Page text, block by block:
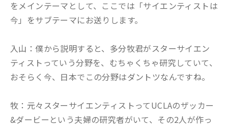
をメインテーマとして、ここでは「サイエンティストは
今」をサブテーマにお送りします。
入山：僕から説明すると、多分牧君がスターサイエン
ティストっていう分野を、むちゃくちゃ研究していて、
おそらく今、日本でこの分野はダントツなんですね。
牧：元々スターサイエンティストってUCLAのザッカー
&ダービーという夫婦の研究者がいて、その2人が作っ